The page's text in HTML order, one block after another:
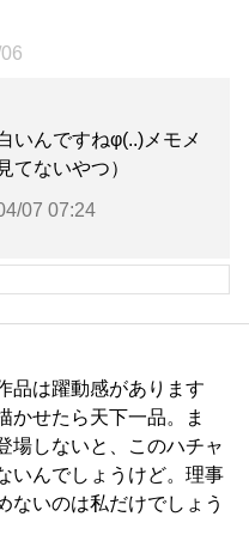
いんですねφ(..)メモメ
てないやつ）
07 07:24
品は躍動感があります
かせたら天下一品。ま
場しないと、このハチャ
いんでしょうけど。理事
ないのは私だけでしょう